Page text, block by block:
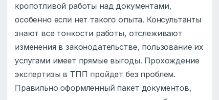
кропотливой работы над документами,
особенно если нет такого опыта. Консультанты
знают все тонкости работы, отслеживают
изменения в законодательстве, пользование их
услугами имеет прямые выгоды. Прохождение
экспертизы в ТПП пройдет без проблем.
Правильно оформленный пакет документов,